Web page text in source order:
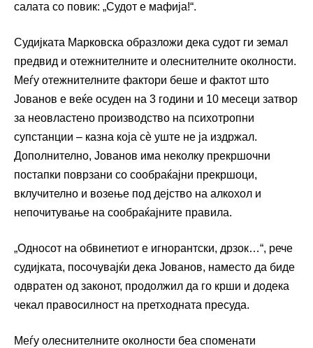
салата со повик: „Судот е мафија!“.
Судијката Марковска образложи дека судот ги земал
предвид и отежнителните и олеснителните околности.
Меѓу отежнителните фактори беше и фактот што
Јованов е веќе осуден на 3 години и 10 месеци затвор
за неовластено производство на психотропни
супстанции – казна која сѐ уште не ја издржал.
Дополнително, Јованов има неколку прекршочни
постапки поврзани со сообраќајни прекршоци,
вклучително и возење под дејство на алкохол и
непочитување на сообраќајните правила.
„Односот на обвинетиот е игнорантски, дрзок…“, рече
судијката, посочувајќи дека Јованов, наместо да биде
одвратен од законот, продолжил да го крши и додека
чекал правосилност на претходната пресуда.
Меѓу олеснителните околности беа споменати